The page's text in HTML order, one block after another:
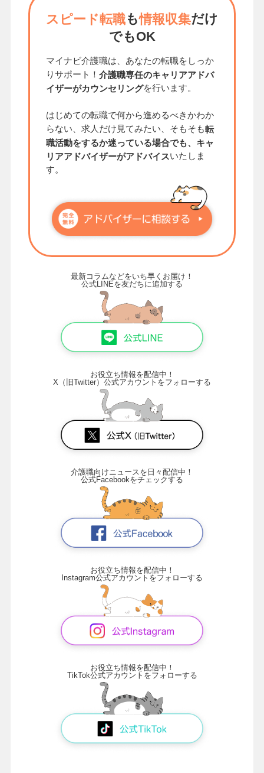
スピード転職も情報収集だけ
でもOK
マイナビ介護職は、あなたの転職をしっか
りサポート！ 介護職専任のキャリアアドバ
イザーがカウンセリングを行います。
はじめての転職で何から進めるべきかわか
らない、求人だけ見てみたい、そもそも転
職活動をするか迷っている場合でも、キャ
リアアドバイザーがアドバイスいたしま
す。
最新コラムなどをいち早くお届け！
公式LINEを友だちに追加する
お役立ち情報を配信中！
X（旧Twitter）公式アカウントをフォローする
介護職向けニュースを日々配信中！
公式Facebookをチェックする
お役立ち情報を配信中！
Instagram公式アカウントをフォローする
お役立ち情報を配信中！
TikTok公式アカウントをフォローする